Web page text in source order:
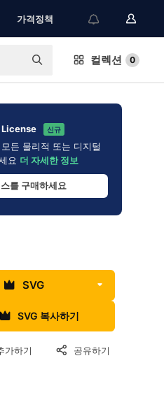
가격정책
컬렉션 0
신규
든 물리적 또는 디지털
요 더 자세한 정보
를 구매하세요
SVG
SVG 복사하기
가하기 공유하기